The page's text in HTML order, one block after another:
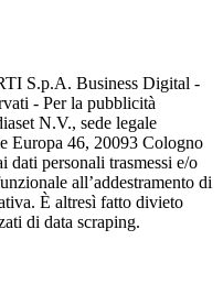
S.p.A. Business Digital -
- Per la pubblicità
N.V., sede legale
Europa 46, 20093 Cologno
dati personali trasmessi e/o
all’addestramento di
È altresì fatto divieto
di data scraping.